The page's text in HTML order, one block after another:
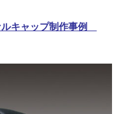
ルキャップ制作事例